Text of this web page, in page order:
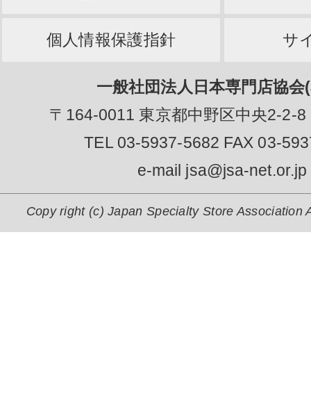
個人情報保護指針 サ
一般社団法人日本専門店協
〒164-0011 東京都中野区中央2-2-
TEL 03-5937-5682 FAX 03-
e-mail jsa@jsa-net.or.jp
Copy right (c) Japan Specialty Store Association